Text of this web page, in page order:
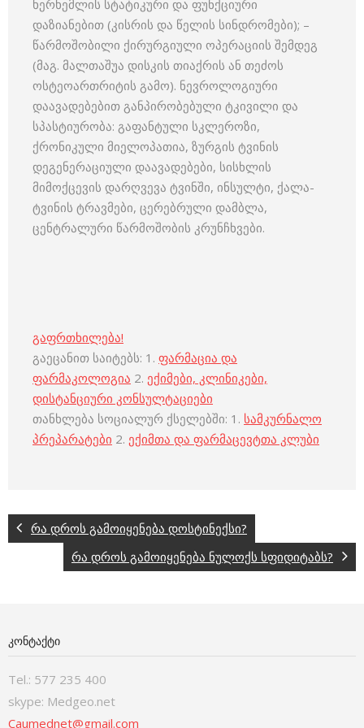
ხერხემლის სტატიკური და ფუნქციური
დაზიანებით (კისრის და წელის სინდრომები); –
წარმოშობილი ქირურგიული ოპერაციის შემდეგ
(მაგ. მალთაშუა დისკის თიაქრის ან თეძოს
ოსტეოართრიტის გამო). ნევროლოგიური
დაავადებებით განპირობებული ტკივილი და
სპასტიურობა: გაფანტული სკლეროზი,
ქრონიკული მიელოპათია, ზურგის ტვინის
დეგენერაციული დაავადებები, სისხლის
მიმოქცევის დარღვევა ტვინში, ინსულტი, ქალა-
ტვინის ტრავმები, ცერებრული დამბლა,
ცენტრალური წარმოშობის კრუნჩხვები.
გაფრთხილება!
გაეცანით საიტებს: 1. ფარმაცია და
ფარმაკოლოგია 2. ექიმები, კლინიკები,
დისტანციური კონსულტაციები
თანხლება სოციალურ ქსელებში: 1. სამკურნალო
პრეპარატები 2. ექიმთა და ფარმაცევტთა კლუბი
რა დროს გამოიყენება დოსტინექსი?
რა დროს გამოიყენება ნულოქს სფიდიტაბს?
ᲙᲝᲜᲢᲐᲥᲢᲘ
Tel.: 577 235 400
skype: Medgeo.net
Caumednet@gmail.com